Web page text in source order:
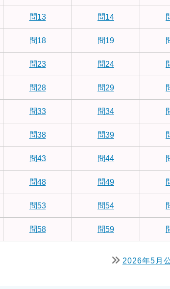
問13 問14
問18 問19
問23 問24
問28 問29
問33 問34
問38 問39
問43 問44
問48 問49
問53 問54
問58 問59
2026年5月